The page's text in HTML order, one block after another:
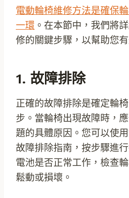
電動輪椅維修方法是確保
一環 。在本節中，我們將
修的關鍵步驟，以幫助您
1. 故障排除
正確的故障排除是確定輪
步。當輪椅出現故障時，
題的具體原因。您可以使
故障排除指南，按步驟進
電池是否正常工作，檢查
鬆動或損壞。